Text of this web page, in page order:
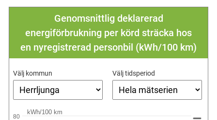
Genomsnittlig deklarerad
energiförbrukning per körd sträcka hos
en nyregistrerad personbil (kWh/100 km)
Välj kommun Välj tidsperiod
kWh/100 km
80